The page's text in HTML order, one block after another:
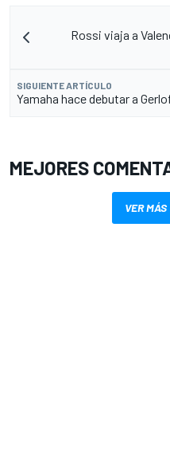
Rossi viaja a
SIGUIENTE ARTÍCULO
Yamaha hace debutar a
MEJORES
VER